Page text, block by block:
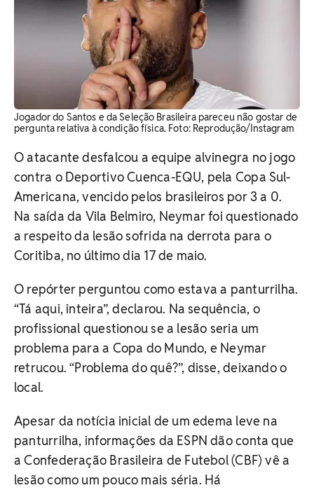
Jogador do Santos e da Seleção Brasileira pareceu não gostar de
pergunta relativa à condição física. ​Foto: Reprodução/Instagram
O atacante desfalcou a equipe alvinegra no jogo
contra o Deportivo Cuenca-EQU, pela Copa Sul-
Americana, vencido pelos brasileiros por 3 a 0.
Na saída da Vila Belmiro, Neymar foi questionado
a respeito da lesão sofrida na derrota para o
Coritiba, no último dia 17 de maio.
O repórter perguntou como estava a panturrilha.
“Tá aqui, inteira”, declarou. Na sequência, o
profissional questionou se a lesão seria um
problema para a Copa do Mundo, e Neymar
retrucou. “Problema do quê?”, disse, deixando o
local.
Apesar da notícia inicial de um edema leve na
panturrilha, informações da ESPN dão conta que
a Confederação Brasileira de Futebol (CBF) vê a
lesão como um pouco mais séria. Há